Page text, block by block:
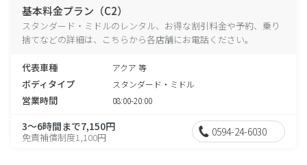
基本料金プラン（C2）
スタンダード・ミドルのレンタル、お得な割引料金や予約、乗り
捨てなどの詳細は、こちらから各店舗にお電話ください。
代表車種 アクア 等
ボディタイプ スタンダード・ミドル
営業時間 08:00-20:00
3～6時間まで7,150円
免責補償制度1,100円 0594-24-6030